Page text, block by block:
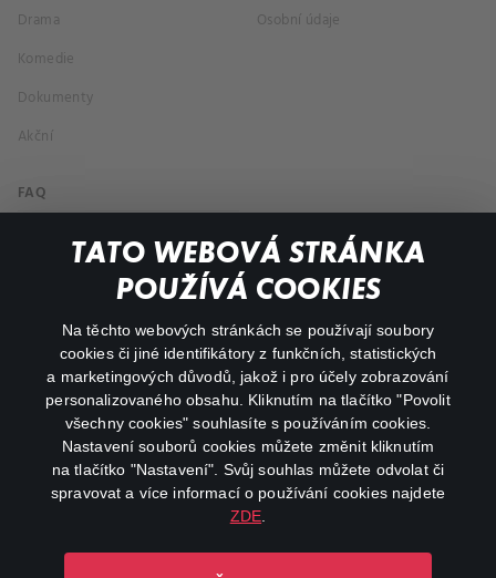
TATO WEBOVÁ STRÁNKA
POUŽÍVÁ COOKIES
Na těchto webových stránkách se používají soubory
cookies či jiné identifikátory z funkčních, statistických
a marketingových důvodů, jakož i pro účely zobrazování
personalizovaného obsahu. Kliknutím na tlačítko "Povolit
všechny cookies" souhlasíte s používáním cookies.
Nastavení souborů cookies můžete změnit kliknutím
na tlačítko "Nastavení". Svůj souhlas můžete odvolat či
spravovat a více informací o používání cookies najdete
ZDE
Drama
Komedie
Dokumenty
Akční
Osobní údaje
FAQ
Můj účet
Důležité odkazy
facebookinstagram
youtube